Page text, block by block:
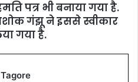
पत्र भी बनाया गया है.
गंझू ने इससे स्वीकार
गया है.